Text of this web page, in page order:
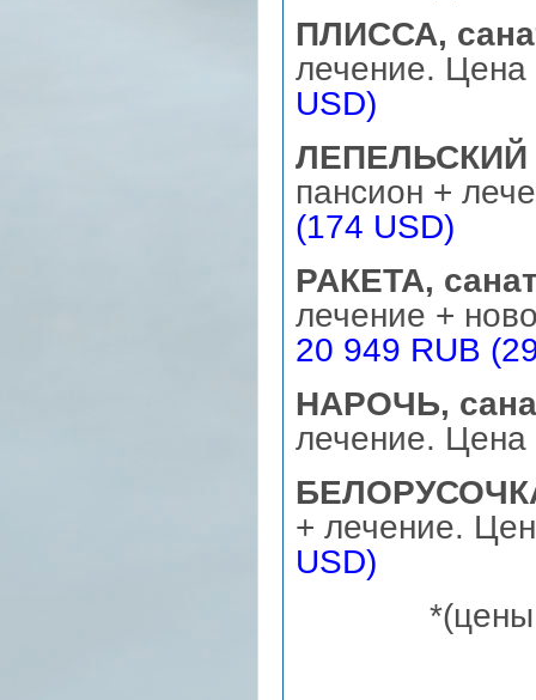
ПЛИССА,
лечение. Цена
USD)
ЛЕПЕЛЬСКИЙ
пансион +
(174 USD)
РАКЕТА,
лечение +
20 949 RUB
НАРОЧЬ,
лечение.
+ лечение.
USD)